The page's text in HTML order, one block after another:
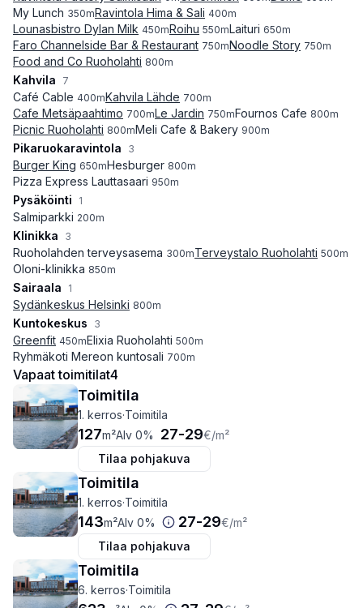
My Lunch 350mRavintola Hima & Sali 400m
Lounasbistro Dylan Milk 450mRoihu 550mLaituri 650m
Faro Channelside Bar & Restaurant 750mNoodle Story 750m
Food and Co Ruoholahti 800m
Kahvila 7
Café Cable 400mKahvila Lähde 700m
Cafe Metsäpaahtimo 700mLe Jardin 750mFournos Cafe 800m
Picnic Ruoholahti 800mMeli Cafe & Bakery 900m
Pikaruokaravintola 3
Burger King 650mHesburger 800m
Pizza Express Lauttasaari 950m
Pysäköinti 1
Salmiparkki 200m
Klinikka 3
Ruoholahden terveysasema 300mTerveystalo Ruoholahti 500m
Oloni-klinikka 850m
Sairaala 1
Sydänkeskus Helsinki 800m
Kuntokeskus 3
Greenfit 450mElixia Ruoholahti 500m
Ryhmäkoti Mereon kuntosali 700m
Vapaat toimitilat4
Toimitila
1. kerros·Toimitila
127m²Alv 0% 27-29€/m²
Tilaa pohjakuva
Toimitila
1. kerros·Toimitila
143m²Alv 0% 27-29€/m²
Tilaa pohjakuva
Toimitila
6. kerros·Toimitila